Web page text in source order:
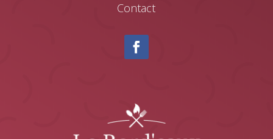
Contact